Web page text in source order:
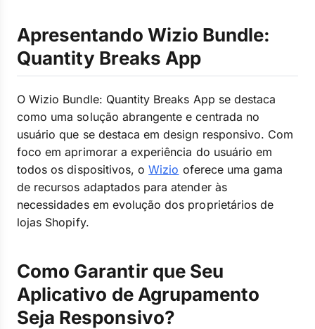
Apresentando Wizio Bundle:
Quantity Breaks App
O Wizio Bundle: Quantity Breaks App se destaca
como uma solução abrangente e centrada no
usuário que se destaca em design responsivo. Com
foco em aprimorar a experiência do usuário em
todos os dispositivos, oWizio oferece uma gama
de recursos adaptados para atender às
necessidades em evolução dos proprietários de
lojas Shopify.
Como Garantir que Seu
Aplicativo de Agrupamento
Seja Responsivo?